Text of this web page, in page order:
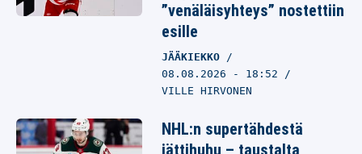
”venäläisyhteys” nostettiin
esille
JÄÄKIEKKO
08.08.2026 - 18:52
VILLE HIRVONEN
NHL:n supertähdestä
jättihuhu – taustalta